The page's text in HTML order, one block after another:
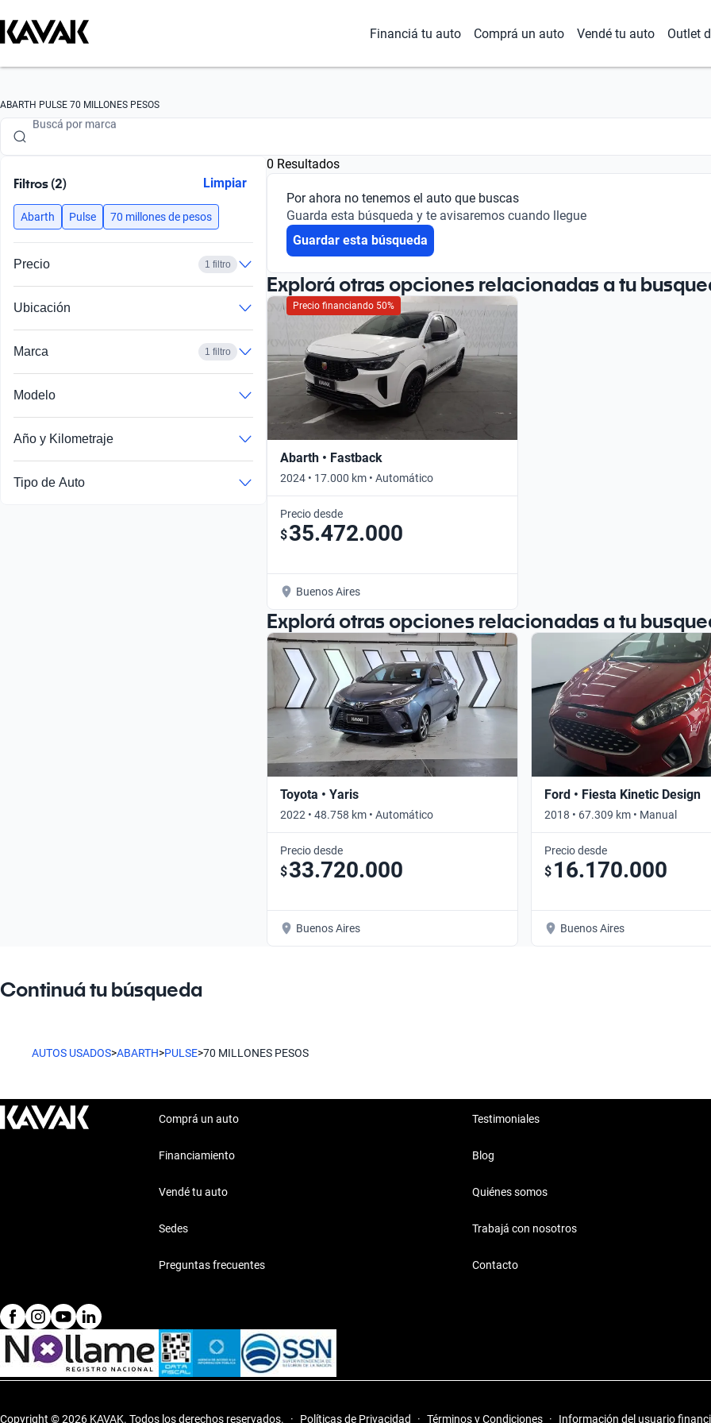
Financiá tu auto Comprá un auto Vendé tu auto Outlet
ABARTH PULSE 70 MILLONES PESOS
Buscá por marca
Buscá por año
Buscá por marca
Buscá por versión
Buscá por año
Filtros (2) Limpiar
Abarth Pulse 70 millones de pesos
Precio 1 filtro
Ubicación
Marca 1 filtro
Modelo
Año y Kilometraje
Tipo de Auto
0 Resultados
Por ahora no tenemos el auto que buscas
Guarda esta búsqueda y te avisaremos cuando llegue
Guardar esta búsqueda
Explorá otras opciones relacionadas a tu
Precio financiando 50%
Abarth • Fastback
2024 • 17.000 km • Automático
Precio desde
$35.472.000
Buenos Aires
Explorá otras opciones relacionadas a tu
Toyota • Yaris
2022 • 48.758 km • Automático
Precio desde
$33.720.000
Buenos Aires
Ford • Fiesta Kinetic Design
2018 • 67.309 km • Manual
Precio desde
$ 16.170.000
Buenos Aires
Continuá tu búsqueda
AUTOS USADOS>ABARTH>PULSE>70 MILLONES PESOS
Comprá un auto
Financiamiento
Vendé tu auto
Sedes
Preguntas frecuentes
Testimoniales
Blog
Quiénes somos
Trabajá con nosotros
Contacto
Copyright © 2026 KAVAK. Todos los derechos reservados. · Políticas de Privacidad · Términos y Condiciones · Información del usuario